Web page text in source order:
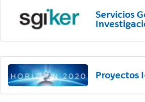
Servicios
Proyectos